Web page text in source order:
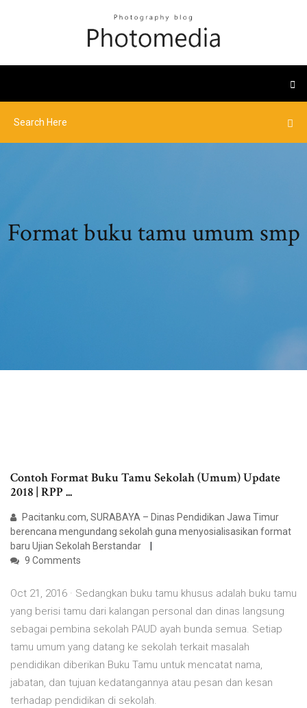
Format buku tamu umum smp
Contoh Format Buku Tamu Sekolah (Umum) Update
2018 | RPP ...
Pacitanku.com, SURABAYA – Dinas Pendidikan Jawa Timur
berencana mengundang sekolah guna menyosialisasikan format
baru Ujian Sekolah Berstandar
9 Comments
Oct 21, 2016 · Sedangkan buku tamu khusus adalah buku tamu
yang berisi tamu dari kalangan personal dan dinas langsung
sebagai pembina sekolah PAUD ayah bunda semua. Setiap
tamu umum yang datang ke sekolah terkait masalah
pendidikan diberikan Buku Tamu untuk mencatat nama,
jabatan, dan tujuan kedatangannya atau pesan dan kesan
terhadap pendidikan di sekolah.